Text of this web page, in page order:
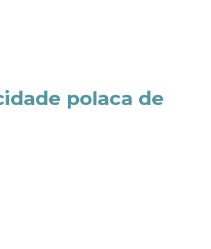
polaca de